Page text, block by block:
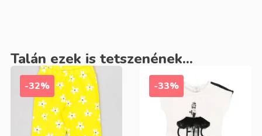
Talán ezek is tetszenének...
-32% -33%